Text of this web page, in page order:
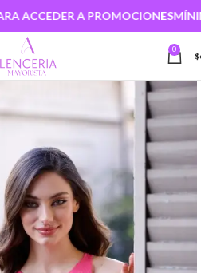
ACCEDER A PROMOCIONES
0 $